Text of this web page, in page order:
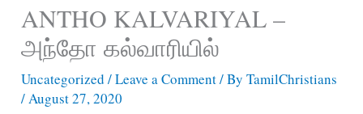
ANTHO KALVARIYAL –
அந்தோ கல்வாரியில்
Uncategorized /Leave a Comment/ ByTamilChristians
/ August 27, 2020